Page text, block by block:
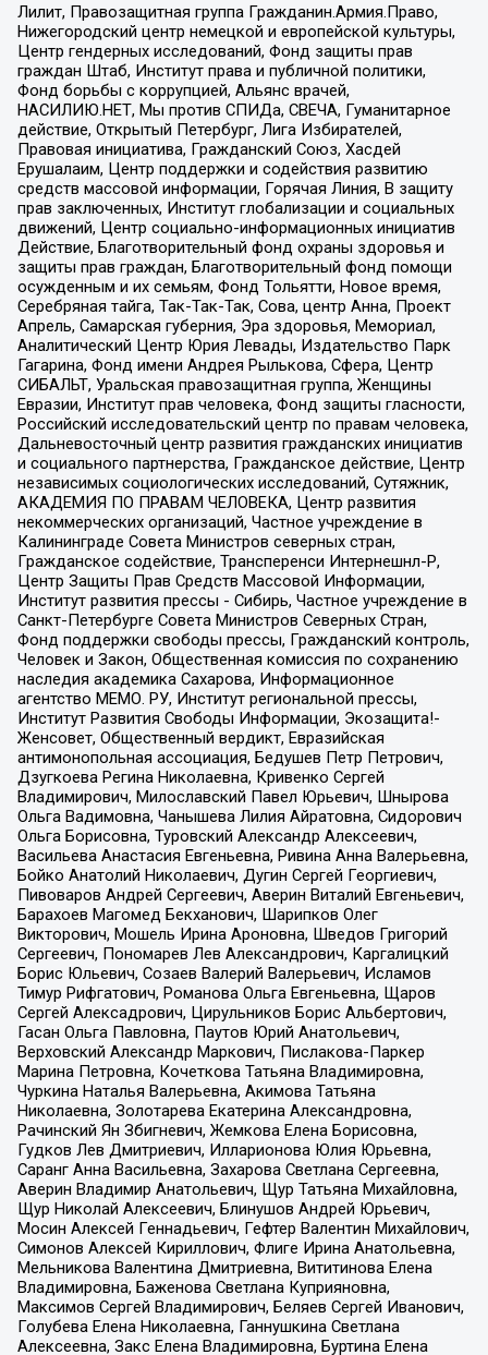
Лилит, Правозащитная группа Гражданин.Армия.Право,
Нижегородский центр немецкой и европейской культуры,
Центр гендерных исследований, Фонд защиты прав
граждан Штаб, Институт права и публичной политики,
Фонд борьбы с коррупцией, Альянс врачей,
НАСИЛИЮ.НЕТ, Мы против СПИДа, СВЕЧА, Гуманитарное
действие, Открытый Петербург, Лига Избирателей,
Правовая инициатива, Гражданский Союз, Хасдей
Ерушалаим, Центр поддержки и содействия развитию
средств массовой информации, Горячая Линия, В защиту
прав заключенных, Институт глобализации и социальных
движений, Центр социально-информационных инициатив
Действие, Благотворительный фонд охраны здоровья и
защиты прав граждан, Благотворительный фонд помощи
осужденным и их семьям, Фонд Тольятти, Новое время,
Серебряная тайга, Так-Так-Так, Сова, центр Анна, Проект
Апрель, Самарская губерния, Эра здоровья, Мемориал,
Аналитический Центр Юрия Левады, Издательство Парк
Гагарина, Фонд имени Андрея Рылькова, Сфера, Центр
СИБАЛЬТ, Уральская правозащитная группа, Женщины
Евразии, Институт прав человека, Фонд защиты гласности,
Российский исследовательский центр по правам человека,
Дальневосточный центр развития гражданских инициатив
и социального партнерства, Гражданское действие, Центр
независимых социологических исследований, Сутяжник,
АКАДЕМИЯ ПО ПРАВАМ ЧЕЛОВЕКА, Центр развития
некоммерческих организаций, Частное учреждение в
Калининграде Совета Министров северных стран,
Гражданское содействие, Трансперенси Интернешнл-Р,
Центр Защиты Прав Средств Массовой Информации,
Институт развития прессы - Сибирь, Частное учреждение в
Санкт-Петербурге Совета Министров Северных Стран,
Фонд поддержки свободы прессы, Гражданский контроль,
Человек и Закон, Общественная комиссия по сохранению
наследия академика Сахарова, Информационное
агентство МЕМО. РУ, Институт региональной прессы,
Институт Развития Свободы Информации, Экозащита!-
Женсовет, Общественный вердикт, Евразийская
антимонопольная ассоциация, Бедушев Петр Петрович,
Дзугкоева Регина Николаевна, Кривенко Сергей
Владимирович, Милославский Павел Юрьевич, Шнырова
Ольга Вадимовна, Чанышева Лилия Айратовна, Сидорович
Ольга Борисовна, Туровский Александр Алексеевич,
Васильева Анастасия Евгеньевна, Ривина Анна Валерьевна,
Бойко Анатолий Николаевич, Дугин Сергей Георгиевич,
Пивоваров Андрей Сергеевич, Аверин Виталий Евгеньевич,
Барахоев Магомед Бекханович, Шарипков Олег
Викторович, Мошель Ирина Ароновна, Шведов Григорий
Сергеевич, Пономарев Лев Александрович, Каргалицкий
Борис Юльевич, Созаев Валерий Валерьевич, Исламов
Тимур Рифгатович, Романова Ольга Евгеньевна, Щаров
Сергей Алексадрович, Цирульников Борис Альбертович,
Гасан Ольга Павловна, Паутов Юрий Анатольевич,
Верховский Александр Маркович, Пислакова-Паркер
Марина Петровна, Кочеткова Татьяна Владимировна,
Чуркина Наталья Валерьевна, Акимова Татьяна
Николаевна, Золотарева Екатерина Александровна,
Рачинский Ян Збигневич, Жемкова Елена Борисовна,
Гудков Лев Дмитриевич, Илларионова Юлия Юрьевна,
Саранг Анна Васильевна, Захарова Светлана Сергеевна,
Аверин Владимир Анатольевич, Щур Татьяна Михайловна,
Щур Николай Алексеевич, Блинушов Андрей Юрьевич,
Мосин Алексей Геннадьевич, Гефтер Валентин Михайлович,
Симонов Алексей Кириллович, Флиге Ирина Анатольевна,
Мельникова Валентина Дмитриевна, Вититинова Елена
Владимировна, Баженова Светлана Куприяновна,
Максимов Сергей Владимирович, Беляев Сергей Иванович,
Голубева Елена Николаевна, Ганнушкина Светлана
Алексеевна, Закс Елена Владимировна, Буртина Елена